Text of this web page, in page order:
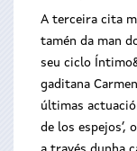
A terceira cita
tamén da man
seu ciclo
gaditana
últimas
de los espejos’,